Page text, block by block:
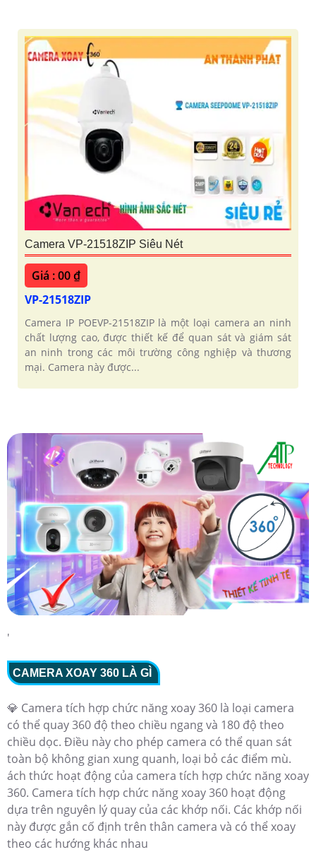
Camera VP-21518ZIP Siêu Nét
Giá : 00 ₫
VP-21518ZIP
Camera IP POEVP-21518ZIP là một loại camera an ninh
chất lượng cao, được thiết kế để quan sát và giám sát
an ninh trong các môi trường công nghiệp và thương
mại. Camera này được...
'
CAMERA XOAY 360 LÀ GÌ
💎 Camera tích hợp chức năng xoay 360 là loại camera
có thể quay 360 độ theo chiều ngang và 180 độ theo
chiều dọc. Điều này cho phép camera có thể quan sát
toàn bộ không gian xung quanh, loại bỏ các điểm mù.
ách thức hoạt động của camera tích hợp chức năng xoay
360. Camera tích hợp chức năng xoay 360 hoạt động
dựa trên nguyên lý quay của các khớp nối. Các khớp nối
này được gắn cố định trên thân camera và có thể xoay
theo các hướng khác nhau